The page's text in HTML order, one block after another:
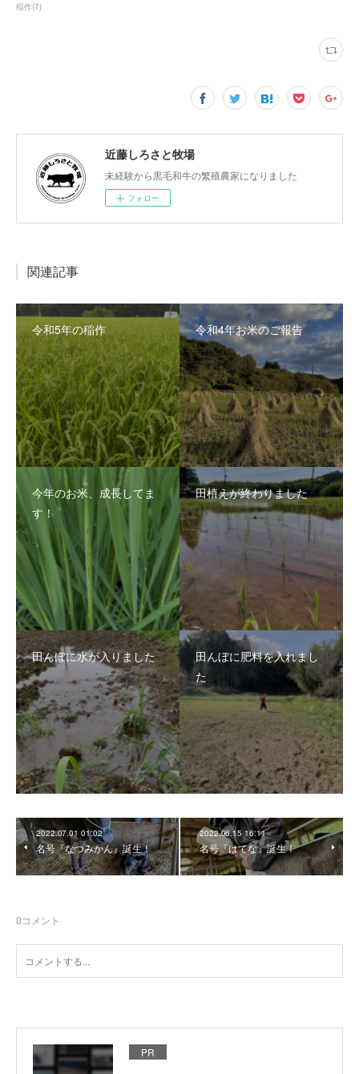
稲作(7)
近藤しろさと牧場
未経験から黒毛和牛の繁殖農家になりました
フォロー
関連記事
令和5年の稲作 令和4年お米のご報告
今年のお米、成長してま
す！
田植えが終わりました
田んぼに水が入りました
田んぼに肥料を入れまし
た
2022.07.01 01:02
名号『なつみかん』誕生！
2022.06.15 16:11
名号『はてな』誕生！
0コメント
PR